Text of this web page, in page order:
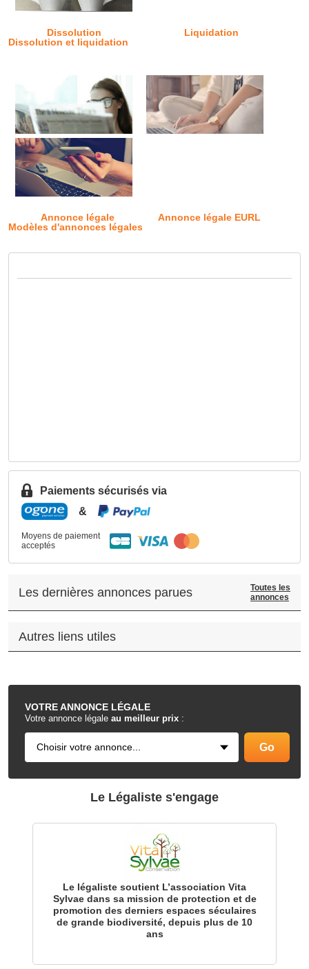
Dissolution
Liquidation
Dissolution et liquidation
Annonce légale
Annonce légale EURL
Modèles d'annonces légales
VOTREANNONCE LÉGALE
Votre annonce légale au meilleur prix :
Paiements sécurisés via
&
Moyens de paiement
acceptés
Les dernières annonces parues
Toutes les
annonces
Autres liens utiles
.
Le Légaliste s'engage
Le légaliste soutient L’association Vita
Sylvae dans sa mission de protection et de
promotion des derniers espaces séculaires
de grande biodiversité, depuis plus de 10
ans